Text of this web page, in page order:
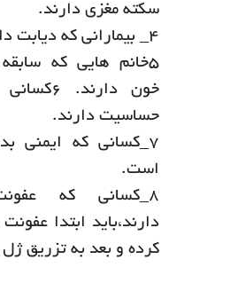
سکته مغزی دارند.
۴_ بیمارانی که دیابت دارند.
۵خانم هایی که
خون
حساسیت دارند.
۷_کسانی که ایمنی
است.
۸_کسانی که
دارند،باید ابتدا عفونت
کرده و بعد به تزریق ژل